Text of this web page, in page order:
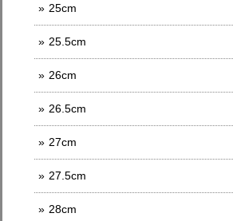
25cm
25.5cm
26cm
26.5cm
27cm
27.5cm
28cm